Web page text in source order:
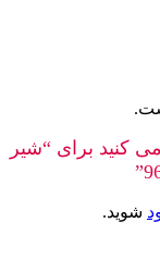
کنید برای “شیر
شوید.